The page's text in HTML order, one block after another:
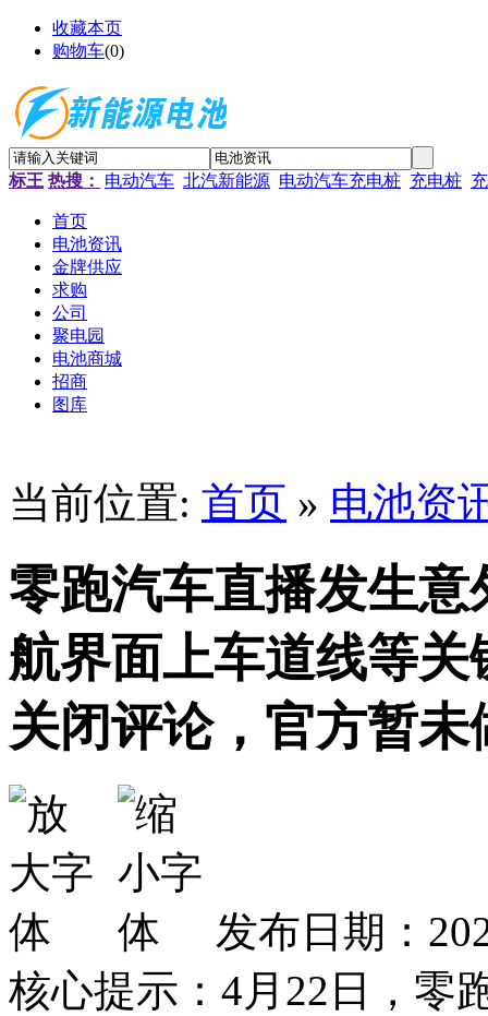
收藏本页
购物车(0)
标王 热搜： 电动汽车 北汽新能源 电动汽车充电桩 充电桩
首页
电池资讯
金牌供应
求购
公司
聚电园
电池商城
招商
图库
当前位置: 首页 » 电池资
零跑汽车直播发生
航界面上车道线等
关闭评论，官方暂未
发布日期：
核心提示：4月22日，零